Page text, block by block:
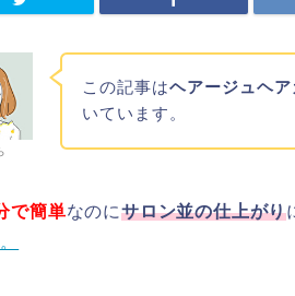
この記事はヘアージュヘ
いています。
で簡単なのにサロン並の仕上がり